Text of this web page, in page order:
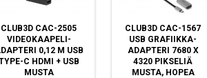
CLUB3D CAC-2505
VIDEOKAAPELI-
0,12 M USB
C HDMI + USB
MUSTA
CLUB3D CAC-1567
USB GRAFIIKKA-
ADAPTERI 7680 X
4320 PIKSELIÄ
MUSTA, HOPEA